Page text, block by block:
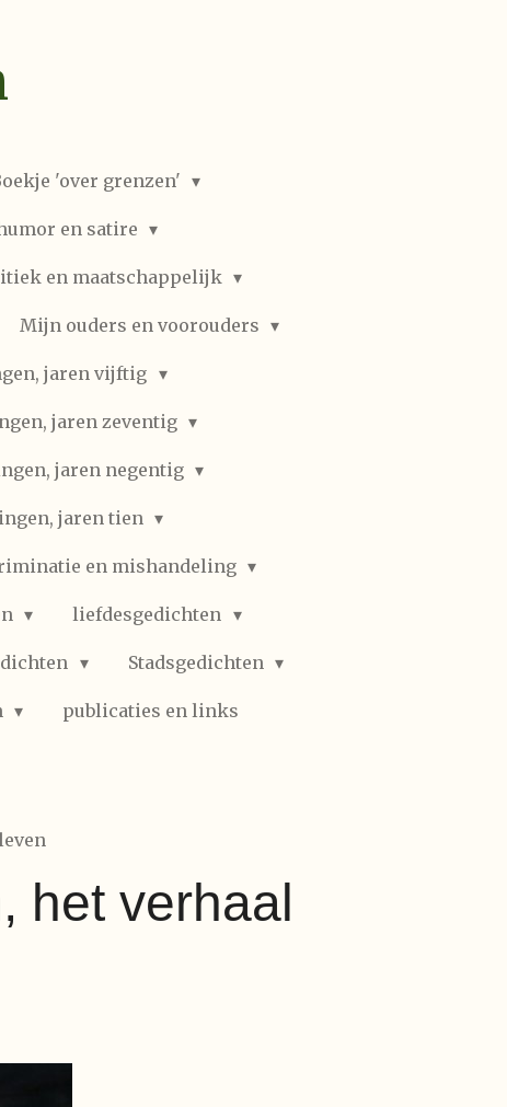
'over grenzen'
en satire
en maatschappelijk
Mijn ouders en voorouders
jaren vijftig
jaren zeventig
jaren negentig
jaren tien
en mishandeling
liefdesgedichten
Stadsgedichten
publicaties en links
het verhaal